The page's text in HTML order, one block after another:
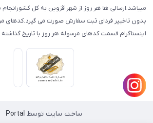
میباشد.ارسالی ها هر روز از شهر قزوین به کل
بدون تاخییر فردای ثبت سفارش صورت می گیرد.کدهای
اینستاگرام قسمت کدهای مرسوله هر روز با تاریخ
ساخت سایت توسط Portal